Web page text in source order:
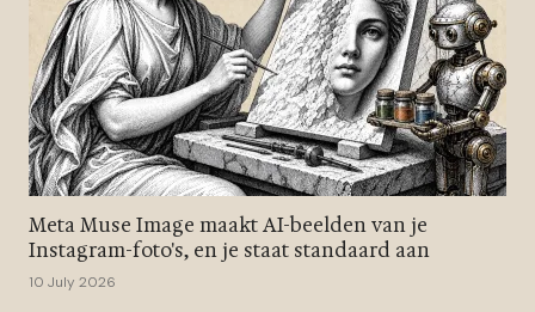
Meta Muse Image maakt AI-beelden van je
Instagram-foto's, en je staat standaard aan
10 July 2026